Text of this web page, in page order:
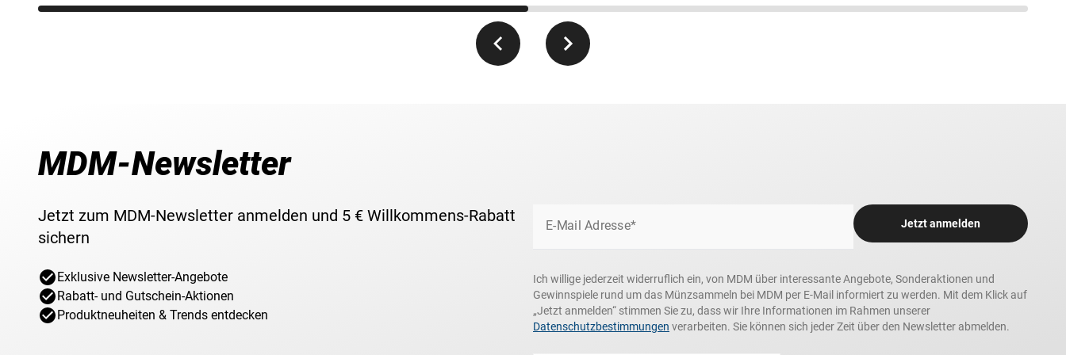
Mega-Stars, die hier auftraten gehören die Rolling Stones, Michael Jackson, Beyoncé,
Lady Gaga und Rihanna. Der zweite Sonntag im Februar, an dem der Super Bowl
traditionell ausgetragen wird, ist ein Highlight für alle Football-Fans weltweit.
MDM-Newsletter
Jetzt zum MDM-Newsletter anmelden und 5 € Willkommens-Rabatt
sichern
Exklusive Newsletter-Angebote
Rabatt- und Gutschein-Aktionen
Produktneuheiten & Trends entdecken
E-Mail Adresse* Jetzt anmelden
Ich willige jederzeit widerruflich ein, von MDM über interessante Angebote, Sonderaktionen und
Gewinnspiele rund um das Münzsammeln bei MDM per E-Mail informiert zu werden. Mit dem Klick auf
„Jetzt anmelden“ stimmen Sie zu, dass wir Ihre Informationen im Rahmen unserer
Datenschutzbestimmungen verarbeiten. Sie können sich jeder Zeit über den Newsletter abmelden.